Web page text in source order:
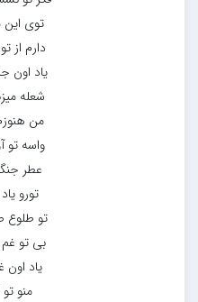
توی این
دارم از
یاد اون
شعله
من
واسه تو
عطر
تورو
تو
بی تو غم
یاد اون
منو تو